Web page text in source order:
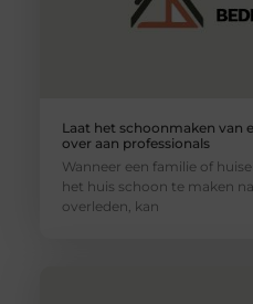
Laat het schoonmaken van
over aan professionals
Wanneer een familie of
het huis schoon te maken
overleden, kan